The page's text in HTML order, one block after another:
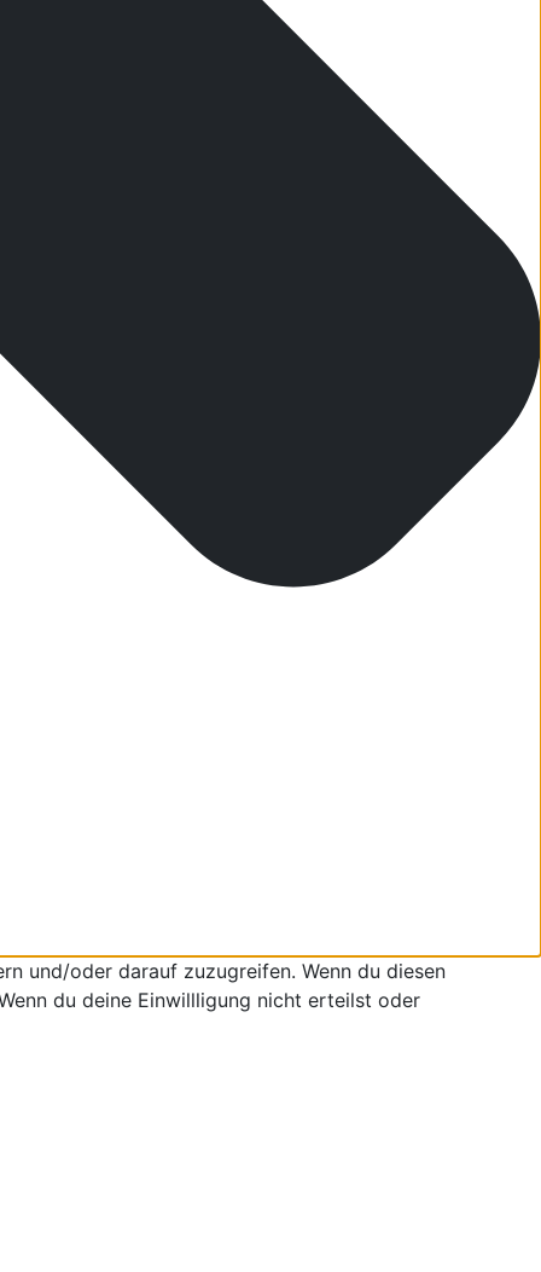
und/oder darauf zuzugreifen. Wenn du diesen
du deine Einwillligung nicht erteilst oder